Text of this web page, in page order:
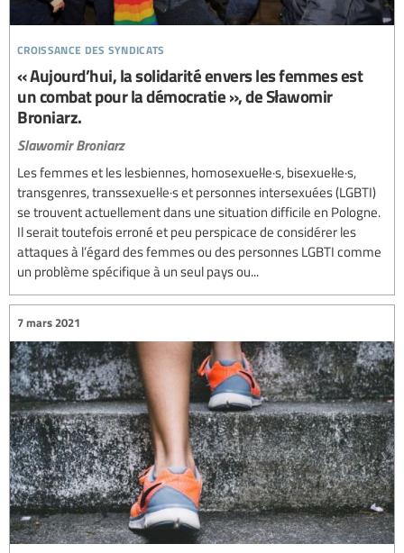
croissance des syndicats
« Aujourd’hui, la solidarité envers les femmes est
un combat pour la démocratie », de Sławomir
Broniarz.
Slawomir Broniarz
Les femmes et les lesbiennes, homosexuel·le·s, bisexuel·le·s,
transgenres, transsexuel·le·s et personnes intersexuées (LGBTI)
se trouvent actuellement dans une situation difficile en Pologne.
Il serait toutefois erroné et peu perspicace de considérer les
attaques à l’égard des femmes ou des personnes LGBTI comme
un problème spécifique à un seul pays ou...
7 mars 2021